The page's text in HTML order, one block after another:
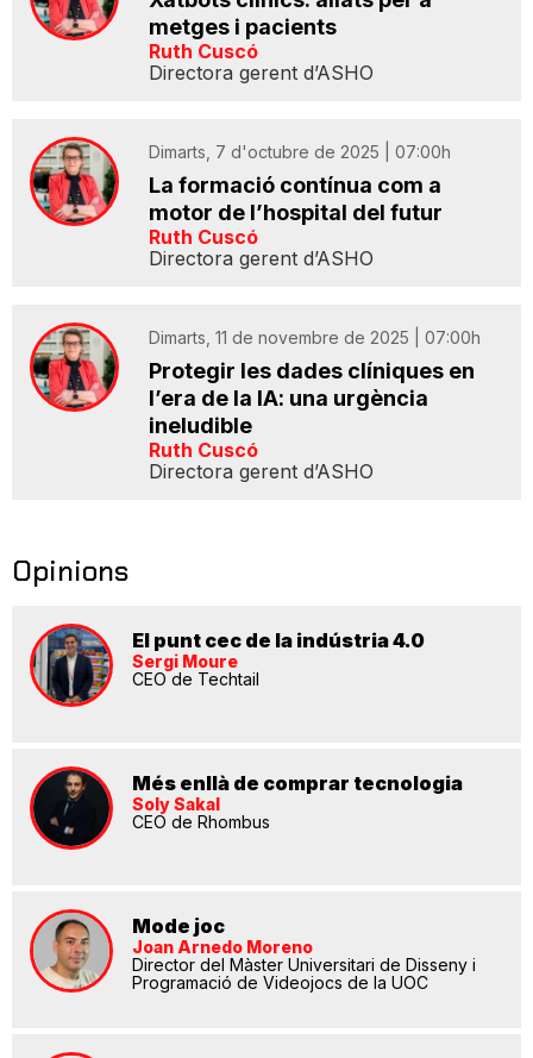
metges i pacients
Ruth Cuscó
Directora gerent d’ASHO
Dimarts, 7 d'octubre de 2025 | 07:00h
La formació contínua com a
motor de l’hospital del futur
Ruth Cuscó
Directora gerent d’ASHO
Dimarts, 11 de novembre de 2025 | 07:00h
Protegir les dades clíniques en
l’era de la IA: una urgència
ineludible
Ruth Cuscó
Directora gerent d’ASHO
Opinions
El punt cec de la indústria 4.0
Sergi Moure
CEO de Techtail
Més enllà de comprar tecnologia
Soly Sakal
CEO de Rhombus
Mode joc
Joan Arnedo Moreno
Director del Màster Universitari de Disseny i
Programació de Videojocs de la UOC